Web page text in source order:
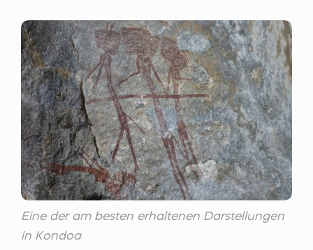
Eine der am besten erhaltenen Darstellungen
in Kondoa